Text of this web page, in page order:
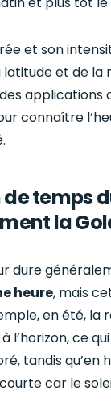
et son
et de la
applications
connaître
temps
la
dure
heure, mais
en été, la
l’horizon, ce
tandis qu’en
car le